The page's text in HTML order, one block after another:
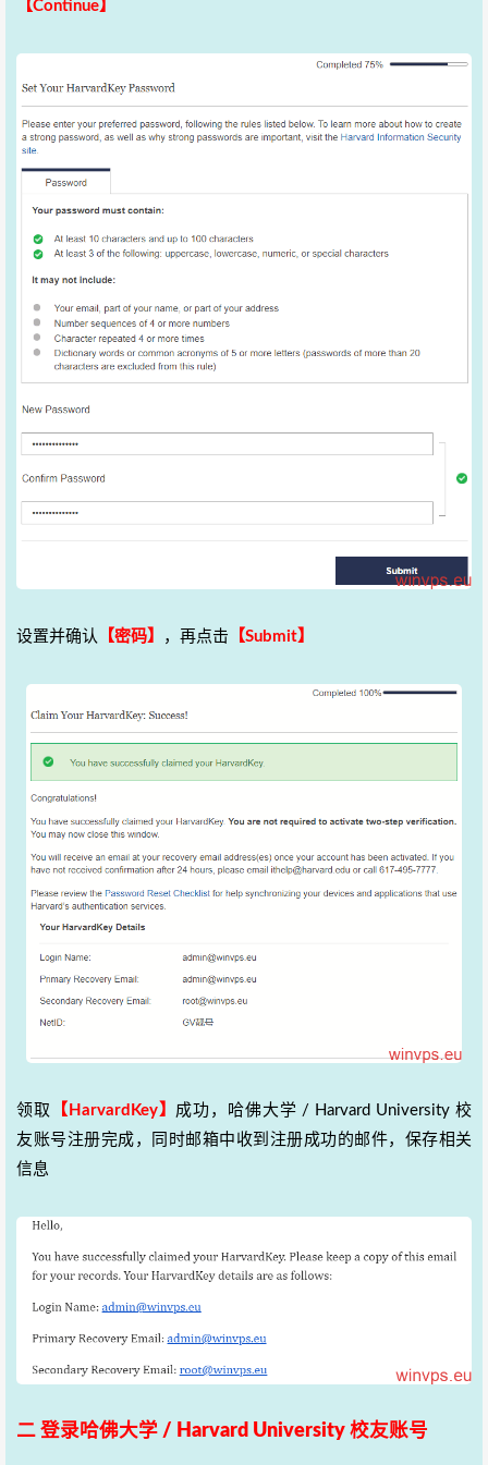
【Continue】
设置并确认 【密码】 ，再点击 【Submit】
领取 【HarvardKey】 成功，哈佛大学 / Harvard University 校
友账号注册完成，同时邮箱中收到注册成功的邮件，保存相关
信息
二 登录哈佛大学 / Harvard University 校友账号